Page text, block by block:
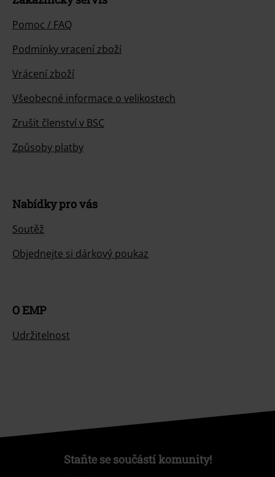
Pomoc / FAQ
Podmínky vracení zboží
Vrácení zboží
Všeobecné informace o velikostech
Zrušit členství v BSC
Způsoby platby
Nabídky pro vás
Soutěž
Objednejte si dárkový poukaz
O EMP
Udržitelnost
Staňte se součástí komunity!